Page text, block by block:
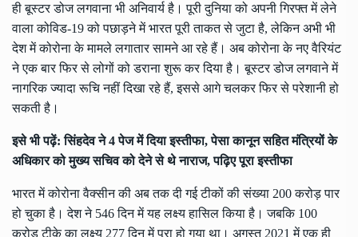
ही बूस्टर डोज लगवाना भी अनिवार्य है। पूरी दुनिया को अपनी गिरफ्त में लेने
वाला कोविड-19 को पछाड़ने में भारत पूरी ताकत से जुटा है, लेकिन अभी भी
देश में कोरोना के मामले लगातार सामने आ रहे हैं। अब कोरोना के नए वैरियंट
ने एक बार फिर से लोगों को डराना शुरू कर दिया है। बूस्टर डोज लगवाने में
नागरिक ज्यादा रूचि नहीं दिखा रहे हैं, इससे आगे चलकर फिर से परेशानी हो
सकती है।
इसे भी पढ़ें:सिंहदेव ने 4 पेज में दिया इस्तीफा, पेसा कानून सहित मंत्रियों के
अधिकार को मुख्य सचिव को देने से थे नाराज, पढ़िए पूरा इस्तीफा
भारत में कोरोना वैक्सीन की अब तक दी गई टीकों की संख्या 200 करोड़ पार
हो चुका है। देश ने 546 दिन में यह लक्ष्य हासिल किया है। जबकि 100
करोड़ टीके का लक्ष्य 277 दिन में पूरा हो गया था। अगस्त 2021 में एक ही